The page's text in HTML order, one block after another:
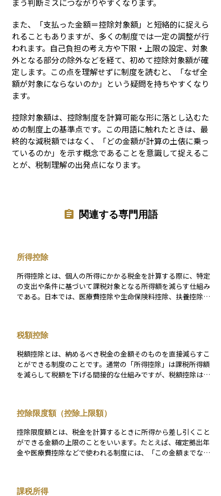
まう判断ミスにつながりやすくなります。
また、「支払った金額＝控除対象額」と短絡的に捉えら
れることもありますが、多くの制度では一定の調整が行
われます。自己負担の考え方や下限・上限の設定、対象
外となる部分の除外などを経て、初めて控除対象額が確
定します。この点を理解せずに制度を読むと、「なぜ全
額が対象にならないのか」という疑問を持ちやすくなり
ます。
控除対象額は、控除制度を計算可能な形に落とし込むた
めの制度上の基準点です。この用語に触れたときは、最
終的な減税額ではなく、「どの金額が計算の土俵に乗っ
ているのか」を示す概念であることを意識して捉えるこ
とが、税制理解の出発点になります。
関連する専門用語
所得控除
所得控除とは、個人の所得にかかる税金を計算する際に、特定
の支出や条件に基づいて課税対象となる所得額を減らす仕組み
である。日本では、医療費控除や生命保険料控除、扶養控除な
減少し、納税者の手取り額が増えるため、適切な活用が重要で
ある。
税額控除
税額控除とは、納めるべき税金の金額そのものを直接減らすこ
とができる制度のことです。通常の「所得控除」は課税所得額
を減らして税額を下げる間接的な仕組みですが、税額控除は計
には一定の条件や手続きが必要ですが、制度を正しく活用する
ことで、家計の負担を軽減することが可能になります。特に資
産運用や不動産投資などでも活用される重要な税制上の仕組み
です。
控除限度額（控除上限額）
控除限度額とは、税金を計算するときに所得から差し引くこと
ができる金額の上限のことをいいます。たとえば、確定拠出年
金や医療費控除などで使われる制度には、「この金額までなら
課税所得